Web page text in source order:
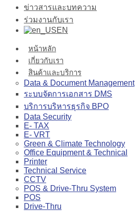
ข่าวสารและบทความ
ร่วมงานกับเรา
EN
หน้าหลัก
เกี่ยวกับเรา
สินค้าและบริการ
Data & Document Management
ระบบจัดการเอกสาร DMS
บริการบริหารธุรกิจ BPO
Data Security
E- TAX
E- VRT
Green & Climate Technology
Office Equipment & Technical
Printer
Technical Service
CCTV
POS & Drive-Thru System
POS
Drive-Thru